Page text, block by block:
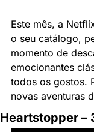
Este mês, a
o seu catálogo,
momento de
emocionantes
todos os gostos.
novas aventuras
Heartstopper –